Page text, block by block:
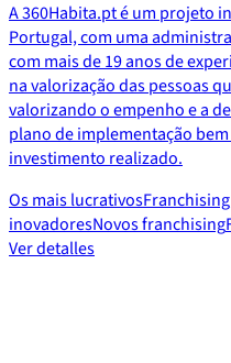
A 360Habita.pt é um projeto
Portugal, com uma
com mais de 19 anos de
na valorização das pessoas
valorizando o empenho e a
plano de implementação
investimento realizado.
Os mais lucrativos
inovadoresNovos franchising
Ver detalles